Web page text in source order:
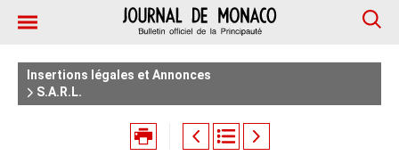
Insertions légales et Annonces
S.A.R.L.